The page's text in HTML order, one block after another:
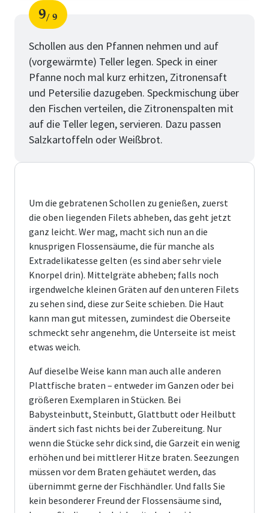
Schritt
9
von
9
Schollen aus den Pfannen nehmen und auf
(vorgewärmte) Teller legen. Speck in einer
Pfanne noch mal kurz erhitzen, Zitronensaft
und Petersilie dazugeben. Speckmischung über
den Fischen verteilen, die Zitronenspalten mit
auf die Teller legen, servieren. Dazu passen
Salzkartoffeln oder Weißbrot.
Um die gebratenen Schollen zu genießen, zuerst
die oben liegenden Filets abheben, das geht jetzt
ganz leicht. Wer mag, macht sich nun an die
knusprigen Flossensäume, die für manche als
Extradelikatesse gelten (es sind aber sehr viele
Knorpel drin). Mittelgräte abheben; falls noch
irgendwelche kleinen Gräten auf den unteren Filets
zu sehen sind, diese zur Seite schieben. Die Haut
kann man gut mitessen, zumindest die Oberseite
schmeckt sehr angenehm, die Unterseite ist meist
etwas weich.
Auf dieselbe Weise kann man auch alle anderen
Plattfische braten – entweder im Ganzen oder bei
größeren Exemplaren in Stücken. Bei
Babysteinbutt, Steinbutt, Glattbutt oder Heilbutt
ändert sich fast nichts bei der Zubereitung. Nur
wenn die Stücke sehr dick sind, die Garzeit ein wenig
erhöhen und bei mittlerer Hitze braten. Seezungen
müssen vor dem Braten gehäutet werden, das
übernimmt gerne der Fischhändler. Und falls Sie
kein besonderer Freund der Flossensäume sind,